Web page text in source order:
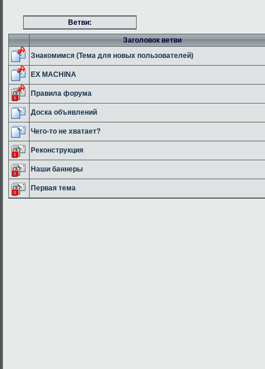
Ветви:
Заголовок ветви
Знакомимся (Тема для новых пользователей)
EX MACHINA
Правила форума
Доска объявлений
Чего-то не хватает?
Реконструкция
Наши баннеры
Первая тема